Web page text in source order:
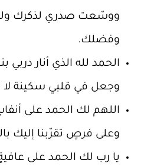
ووسّعت صدري لذكرك
وفضلك.
الحمد لله الذي أنار دربي
وجعل في قلبي سكينة لا
اللهم لك الحمد على
وعلى فرصٍ تقرّبنا إليك
يا رب لك الحمد على